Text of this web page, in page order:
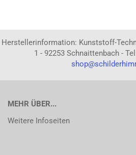
Herstellerinformation: Kunststoff-
1 - 92253 Schnaittenbach -
MEHR ÜBER...
Weitere Infoseiten